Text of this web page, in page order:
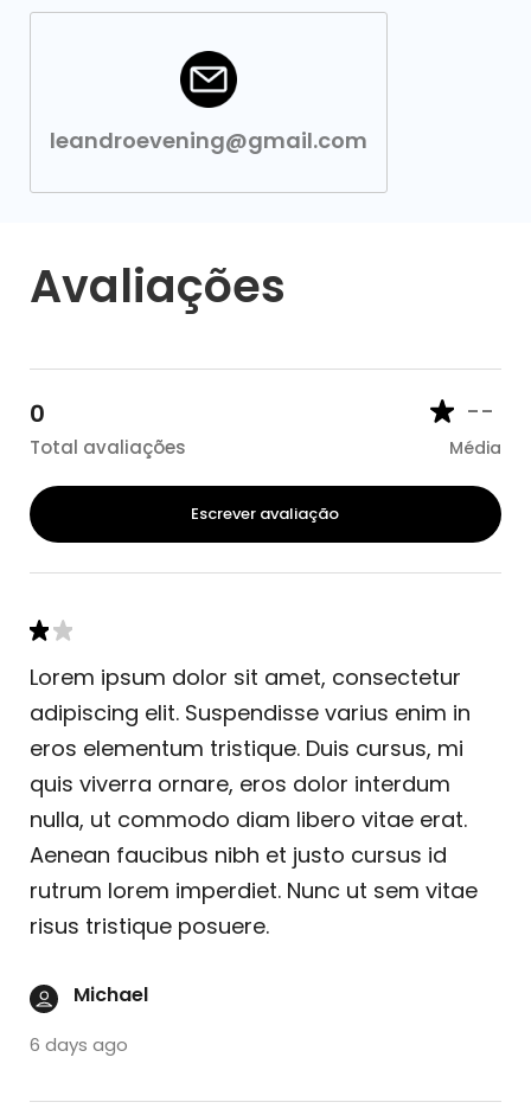
leandroevening@gmail.com
Avaliações
0
Total avaliações
--
Média
Escrever avaliação
Lorem ipsum dolor sit amet, consectetur
adipiscing elit. Suspendisse varius enim in
eros elementum tristique. Duis cursus, mi
quis viverra ornare, eros dolor interdum
nulla, ut commodo diam libero vitae erat.
Aenean faucibus nibh et justo cursus id
rutrum lorem imperdiet. Nunc ut sem vitae
risus tristique posuere.
Michael
6 days ago